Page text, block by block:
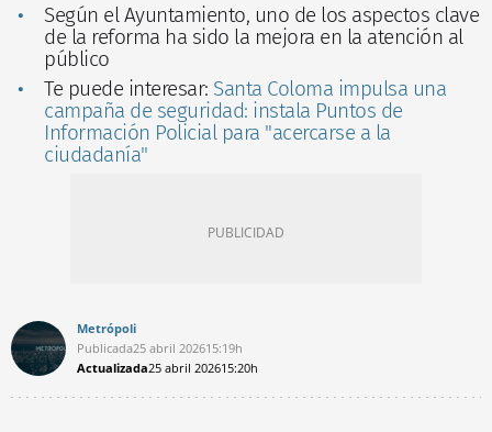
Según el Ayuntamiento, uno de los aspectos clave
de la reforma ha sido la mejora en la atención al
público
Te puede interesar: Santa Coloma impulsa una
campaña de seguridad: instala Puntos de
Información Policial para "acercarse a la
ciudadanía"
Metrópoli
Publicada25 abril 202615:19h
Actualizada25 abril 202615:20h